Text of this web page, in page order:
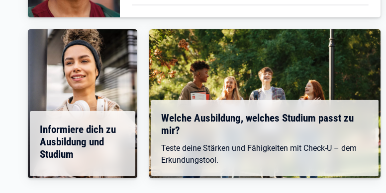
Informiere dich zu
Ausbildung und
Studium
Welche Ausbildung, welches Studium passt zu
mir?
Teste deine Stärken und Fähigkeiten mit Check-U – dem
Erkundungstool.